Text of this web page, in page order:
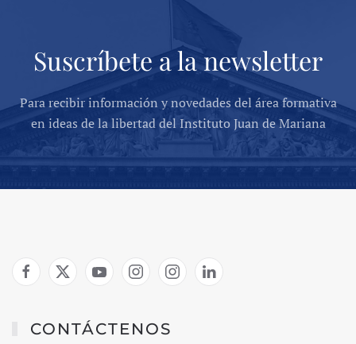
Suscríbete a la newsletter
Para recibir información y novedades del área formativa
en ideas de la libertad del Instituto Juan de Mariana
CONTÁCTENOS